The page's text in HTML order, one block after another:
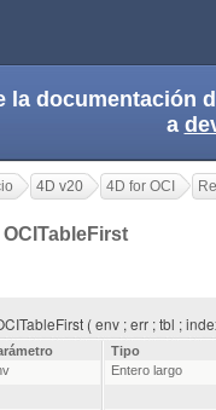
documentación
a
4D v20 4D for OCI
OCITableFirst
( env ; err ; tbl ;
Tipo
Entero largo